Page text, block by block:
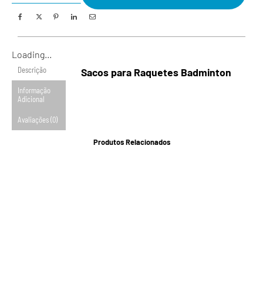
Loading...
Descrição
Informação
Adicional
Avaliações (0)
Sacos para Raquetes Badminton
Produtos Relacionados